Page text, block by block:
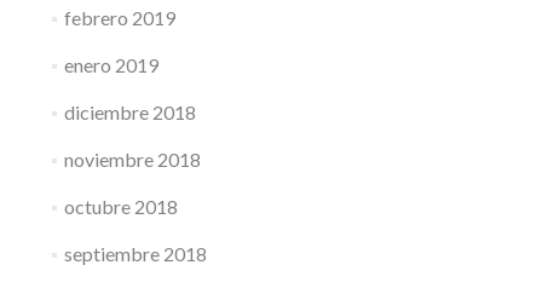
febrero 2019
enero 2019
diciembre 2018
noviembre 2018
octubre 2018
septiembre 2018